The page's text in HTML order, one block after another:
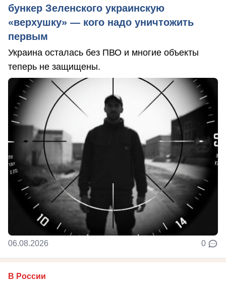
бункер Зеленского украинскую
«верхушку» — кого надо уничтожить
первым
Украина осталась без ПВО и многие объекты
теперь не защищены.
06.08.2026 0
В России